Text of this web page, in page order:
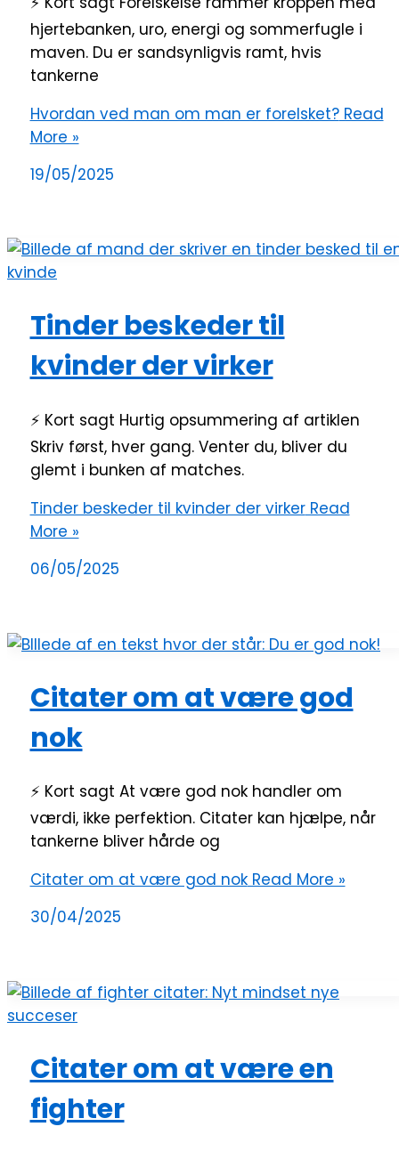
hjertebanken, uro, energi og sommerfugle i
maven. Du er sandsynligvis ramt, hvis
tankerne
Hvordan ved man om man er forelsket?Read
More »
19/05/2025
Tinder beskeder til
kvinder der virker
⚡ Kort sagt Hurtig opsummering af artiklen
Skriv først, hver gang. Venter du, bliver du
glemt i bunken af matches.
Tinder beskeder til kvinder der virkerRead
More »
06/05/2025
Citater om at være god
nok
⚡ Kort sagt At være god nok handler om
værdi, ikke perfektion. Citater kan hjælpe, når
tankerne bliver hårde og
Citater om at være god nokRead More »
30/04/2025
Citater om at være en
fighter